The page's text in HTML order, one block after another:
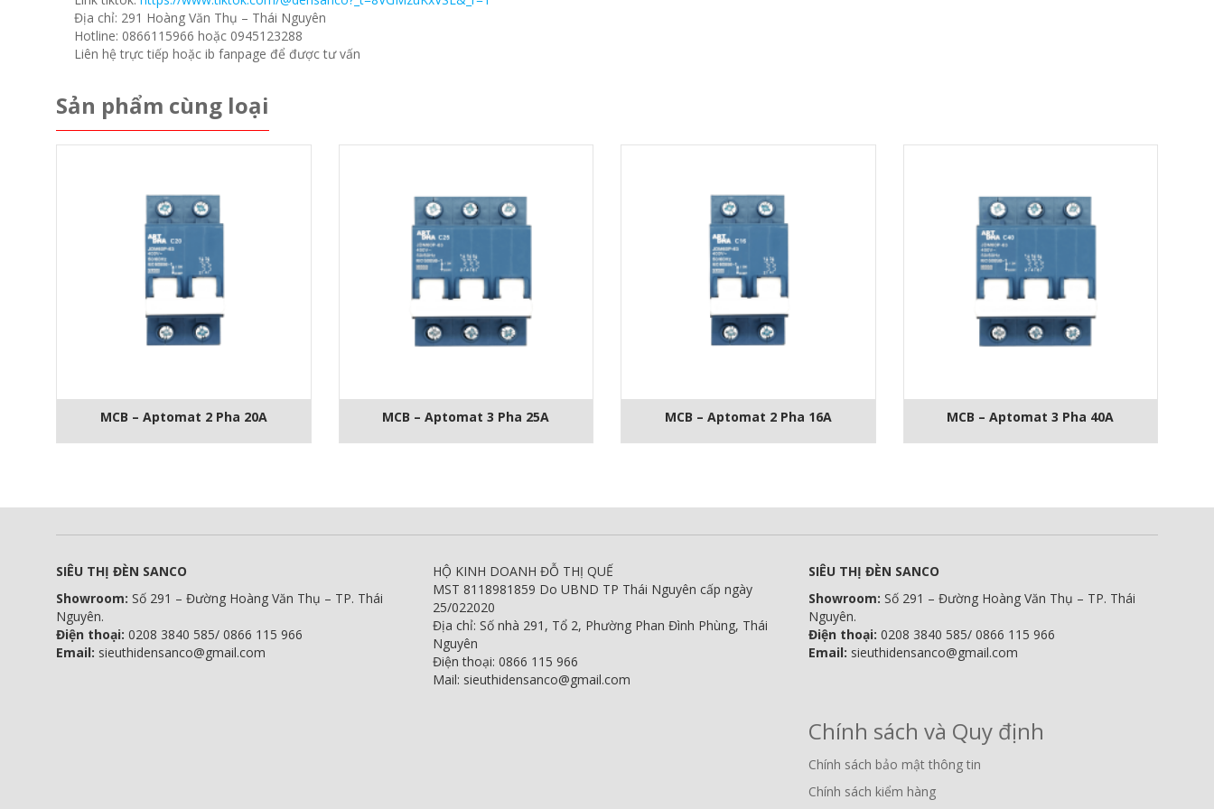
Địa chỉ: 291 Hoàng Văn Thụ – Thái Nguyên
Hotline: 0866115966 hoặc 0945123288
Liên hệ trực tiếp hoặc ib fanpage để được tư vấn
Sản phẩm cùng loại
MCB – Aptomat 2 Pha 20A MCB – Aptomat 3 Pha 25A MCB – Aptomat 2 Pha 16A MCB – Aptomat 3 Pha 40A
SIÊU THỊ ĐÈN SANCO
Showroom: Số 291 – Đường Hoàng Văn Thụ – TP. Thái
Nguyên.
Điện thoại: 0208 3840 585/ 0866 115 966
Email: sieuthidensanco@gmail.com
HỘ KINH DOANH ĐỖ THỊ QUẾ
MST 8118981859 Do UBND TP Thái Nguyên cấp ngày
25/022020
Địa chỉ: Số nhà 291, Tổ 2, Phường Phan Đình Phùng, Thái
Nguyên
Điện thoại: 0866 115 966
Mail: sieuthidensanco@gmail.com
SIÊU THỊ ĐÈN SANCO
Showroom:Số 291 – Đường Hoàng Văn Thụ – TP. Thái
Nguyên.
Điện thoại: 0208 3840 585/ 0866 115 966
Email: sieuthidensanco@gmail.com
Chính sách và Quy định
Chính sách bảo mật thông tin
Chính sách kiểm hàng